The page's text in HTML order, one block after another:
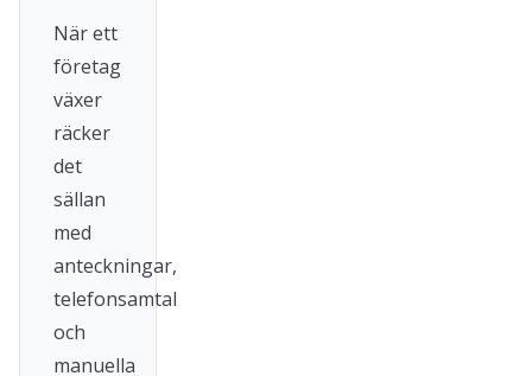
När ett
företag
växer
räcker
det
sällan
med
anteckningar,
telefonsamtal
och
manuella